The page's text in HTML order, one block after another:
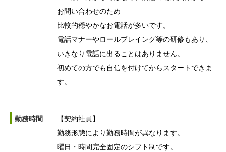
お問い合わせのため
比較的穏やかなお電話が多いです。
電話マナーやロールプレイング等の研修もあり、
いきなり電話に出ることはありません。
初めての方でも自信を付けてからスタートできま
す。
勤務時間
【契約社員】
勤務形態により勤務時間が異なります。
曜日・時間完全固定のシフト制です。